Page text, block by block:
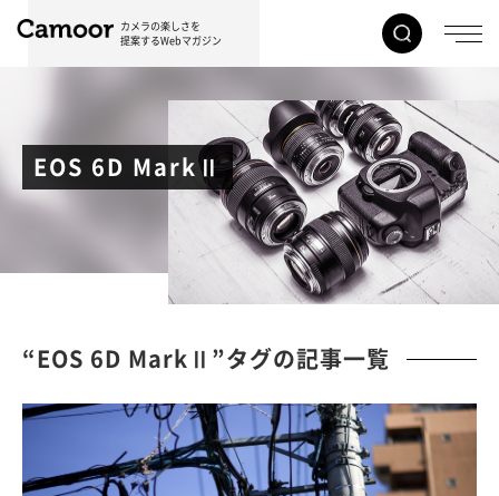
カメラの楽しさを
提案するWebマガジン
EOS 6D MarkⅡ
“EOS 6D MarkⅡ”タグの記事一覧